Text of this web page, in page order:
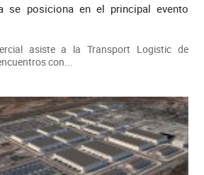
se posiciona en el principal evento
asiste a la Transport Logistic de
con...